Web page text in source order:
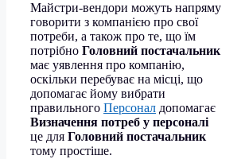
Майстри-вендори можуть напряму
говорити з компанією про свої
потреби, а також про те, що їм
потрібно Головний постачальник
має уявлення про компанію,
оскільки перебуває на місці, що
допомагає йому вибрати
правильного Персонал допомагає
Визначення потреб у персоналі
це для Головний постачальник
тому простіше.